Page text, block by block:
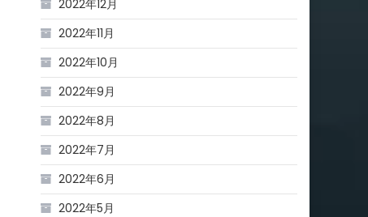
2022年12月
2022年11月
2022年10月
2022年9月
2022年8月
2022年7月
2022年6月
2022年5月